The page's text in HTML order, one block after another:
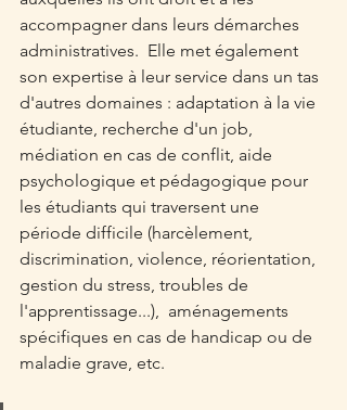
accompagner dans leurs démarches
administratives.  Elle met également
son expertise à leur service dans un tas
d'autres domaines : adaptation à la vie
étudiante, recherche d'un job,
médiation en cas de conflit, aide
psychologique et pédagogique pour
les étudiants qui traversent une
période difficile (harcèlement,
discrimination, violence, réorientation,
gestion du stress, troubles de
l'apprentissage...),  aménagements
spécifiques en cas de handicap ou de
maladie grave, etc.